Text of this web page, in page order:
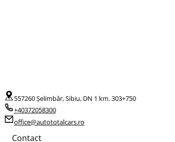
557260 Șelimbăr, Sibiu, DN 1 km. 303+750
+40372058300
office@autototalcars.ro
Contact